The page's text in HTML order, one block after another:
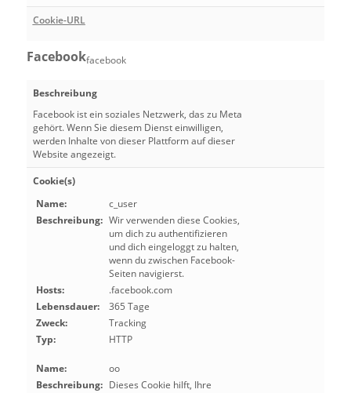
Cookie-URL
Facebookfacebook
Beschreibung
Facebook ist ein soziales Netzwerk, das zu Meta
gehört. Wenn Sie diesem Dienst einwilligen,
werden Inhalte von dieser Plattform auf dieser
Website angezeigt.
Cookie(s)
Name:
c_user
Beschreibung: Wir verwenden diese Cookies,
um dich zu authentifizieren
und dich eingeloggt zu halten,
wenn du zwischen Facebook-
Seiten navigierst.
Hosts:
.facebook.com
Lebensdauer:
365 Tage
Zweck:
Tracking
Typ:
HTTP
Name:
oo
Beschreibung: Dieses Cookie hilft, Ihre